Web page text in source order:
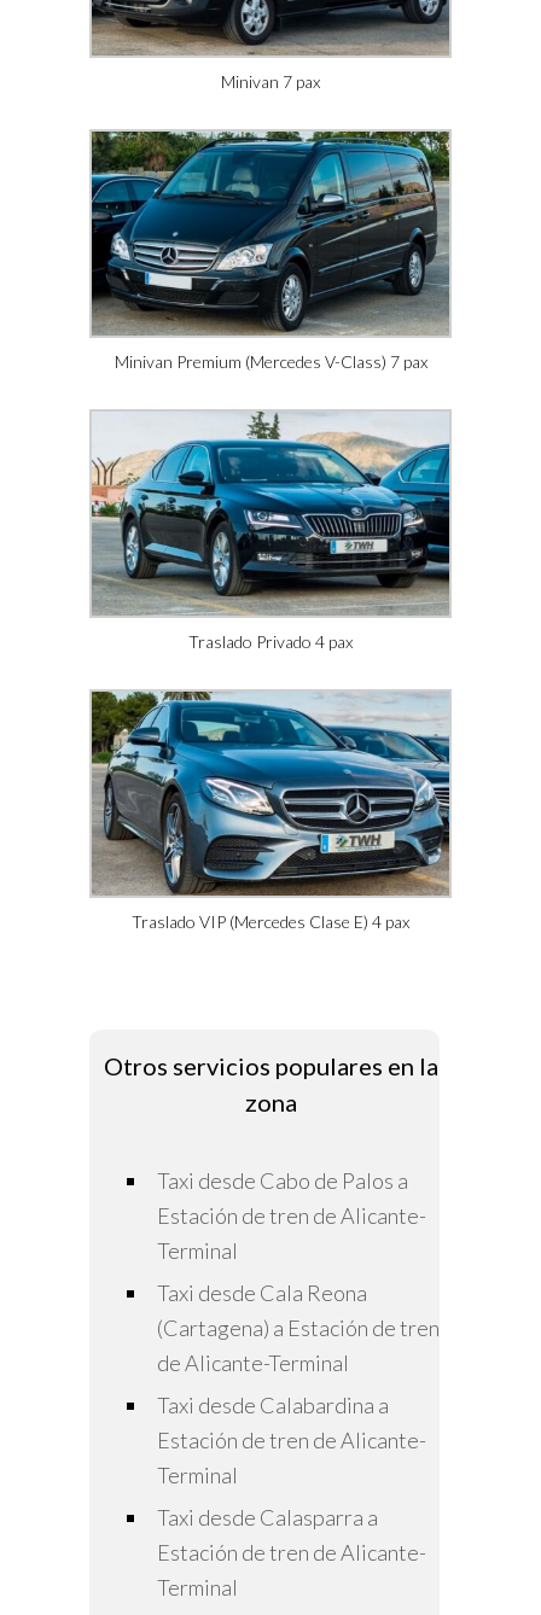
Minivan 7 pax
Minivan Premium (Mercedes V-Class) 7 pax
Traslado Privado 4 pax
Traslado VIP (Mercedes Clase E) 4 pax
Otros servicios populares en la
zona
Taxi desde Cabo de Palos a
Estación de tren de Alicante-
Terminal
Taxi desde Cala Reona
(Cartagena) a Estación de tren
de Alicante-Terminal
Taxi desde Calabardina a
Estación de tren de Alicante-
Terminal
Taxi desde Calasparra a
Estación de tren de Alicante-
Terminal